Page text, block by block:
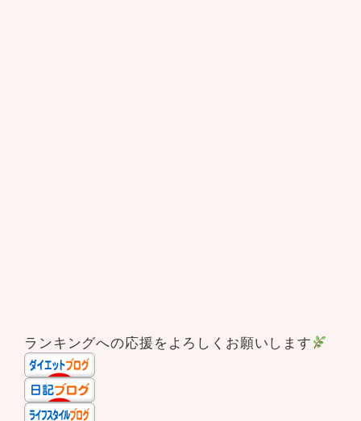
ランキングへの応援をよろしくお願いします